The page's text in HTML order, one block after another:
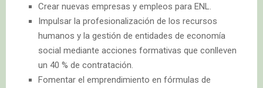
Crear nuevas empresas y empleos para ENL.
Impulsar la profesionalización de los recursos
humanos y la gestión de entidades de economía
social mediante acciones formativas que conlleven
un 40 % de contratación.
Fomentar el emprendimiento en fórmulas de